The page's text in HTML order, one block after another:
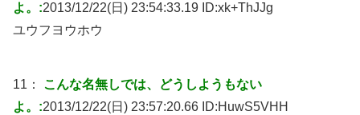
よ。:2013/12/22(日) 23:54:33.19 ID:xk+ThJJg
ユウフヨウホウ
11： こんな名無しでは、どうしようもない
よ。:2013/12/22(日) 23:57:20.66 ID:HuwS5VHH